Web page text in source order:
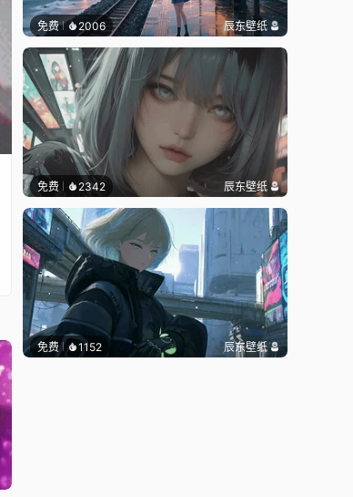
免费 2006 辰东壁纸
免费 2342 辰东壁纸
免费 1152 辰东壁纸